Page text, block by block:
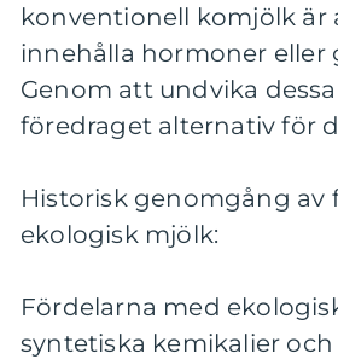
konventionell komjölk är
innehålla hormoner eller
Genom att undvika
föredraget alternativ för
Historisk genomgång av
ekologisk mjölk:
Fördelarna med
syntetiska kemikalier